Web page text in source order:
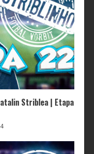
Striblea | Etapa